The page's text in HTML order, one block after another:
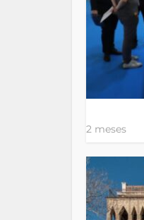
2 meses